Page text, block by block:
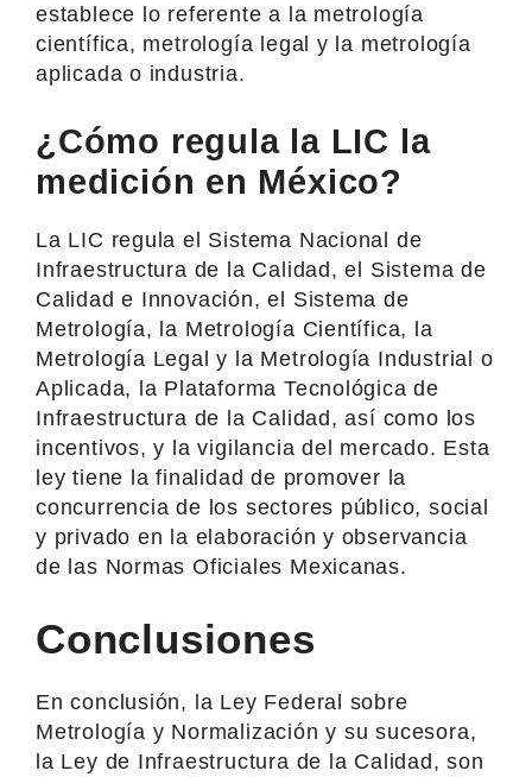
establece lo referente a la metrología
científica, metrología legal y la metrología
aplicada o industria.
¿Cómo regula la LIC la
medición en México?
La LIC regula el Sistema Nacional de
Infraestructura de la Calidad, el Sistema de
Calidad e Innovación, el Sistema de
Metrología, la Metrología Científica, la
Metrología Legal y la Metrología Industrial o
Aplicada, la Plataforma Tecnológica de
Infraestructura de la Calidad, así como los
incentivos, y la vigilancia del mercado. Esta
ley tiene la finalidad de promover la
concurrencia de los sectores público, social
y privado en la elaboración y observancia
de las Normas Oficiales Mexicanas.
Conclusiones
En conclusión, la Ley Federal sobre
Metrología y Normalización y su sucesora,
la Ley de Infraestructura de la Calidad, son